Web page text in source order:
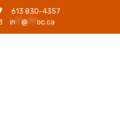
613 830-4357
in ** @ ***oc.ca